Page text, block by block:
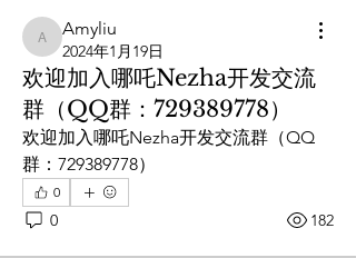
Amyliu
Amyliu
2024年1月19日
欢迎加入哪吒Nezha开发交流
群（QQ群：729389778）
欢迎加入哪吒Nezha开发交流群（QQ
群：729389778）
0
0 182